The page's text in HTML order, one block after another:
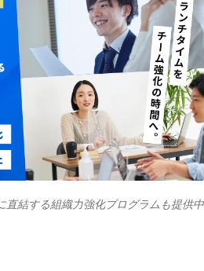
結する組織力強化プログラムも提供中